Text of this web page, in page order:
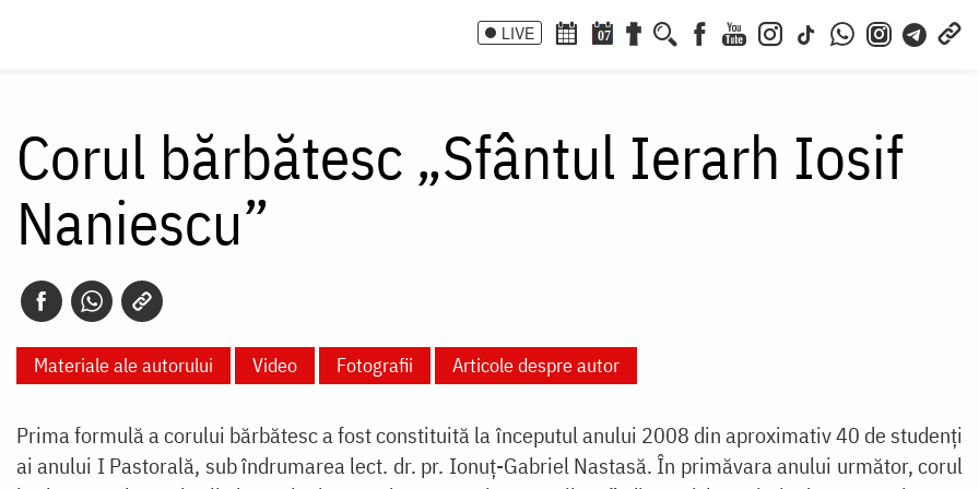
LIVE 07
Corul bărbătesc „Sfântul Ierarh Iosif
Naniescu”
Materiale ale autorului Video Fotografii Articole despre autor
Prima formulă a corului bărbătesc a fost constituită la începutul anului 2008 din aproximativ 40 de studenți
ai anului I Pastorală, sub îndrumarea lect. dr. pr. Ionuț-Gabriel Nastasă. În primăvara anului următor, corul